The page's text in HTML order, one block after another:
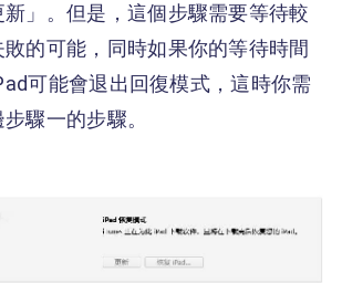
」。但是，這個步驟需要等待較
的可能，同時如果你的等待時間
可能會退出回復模式，這時你需
驟一的步驟。